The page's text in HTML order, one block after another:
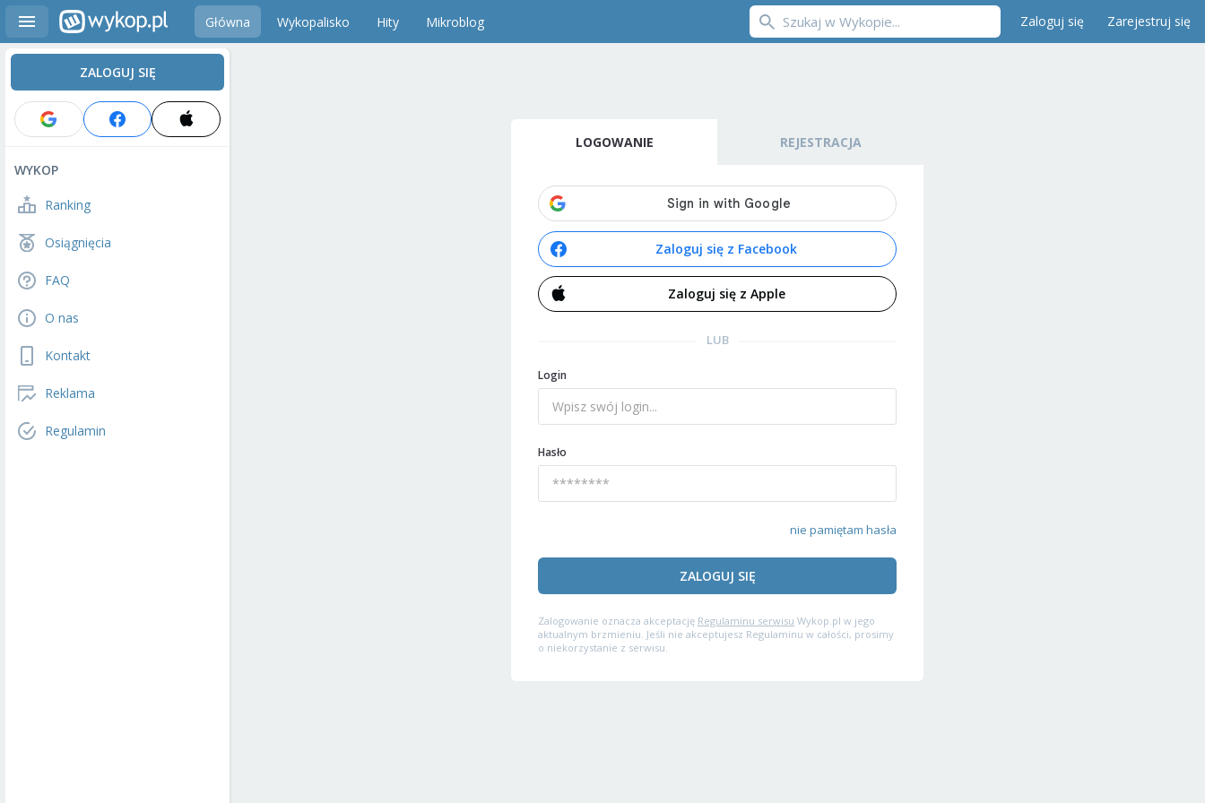
Główna Wykopalisko Hity Mikroblog Zaloguj się Zarejestruj się
ZALOGUJ SIĘ
WYKOP
Ranking
Osiągnięcia
FAQ
O nas
Kontakt
Reklama
Regulamin
LOGOWANIE REJESTRACJA
Zaloguj się z Facebook
Zaloguj się z Apple
LUB
Login
Hasło
nie pamiętam hasła
ZALOGUJ SIĘ
Zalogowanie oznacza akceptację Regulaminu serwisu Wykop.pl w jego
aktualnym brzmieniu. Jeśli nie akceptujesz Regulaminu w całości, prosimy
o niekorzystanie z serwisu.